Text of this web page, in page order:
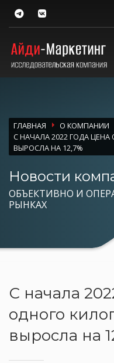
ГЛАВНАЯ О КОМПАНИИ
С НАЧАЛА 2022 ГОДА
ВЫРОСЛА НА 12,7%
Новости
ОБЪЕКТИВНО И
РЫНКАХ
С начала
одного
выросла на